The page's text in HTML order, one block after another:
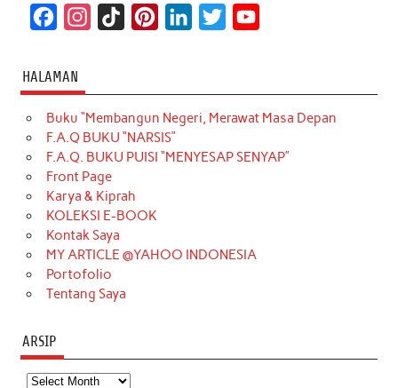
c
e
b
o
o
k
t
a
g
r
a
m
T
o
k
t
e
r
k
e
d
t
t
e
T
u
b
HALAMAN
Buku “Membangun Negeri, Merawat Masa Depan
F.A.Q BUKU “NARSIS”
F.A.Q. BUKU PUISI “MENYESAP SENYAP”
Front Page
Karya & Kiprah
KOLEKSI E-BOOK
Kontak Saya
MY ARTICLE @YAHOO INDONESIA
Portofolio
Tentang Saya
ARSIP
Arsip